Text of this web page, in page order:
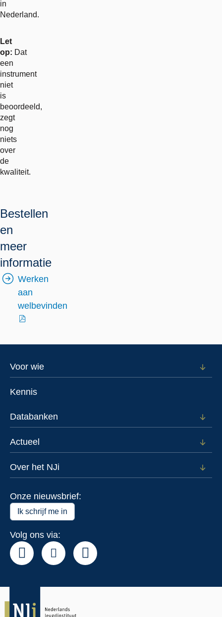
in
Nederland.
Let
op: Dat
een
instrument
niet
is
beoordeeld,
zegt
nog
niets
over
de
kwaliteit.
Bestellen
en
meer
informatie
Werken
aan
welbevinden
link
Footer
Voor wie
Open
Kennis
Databanken
Open
voor
Actueel
Open
voor
Over het NJi
Open
Onze nieuwsbrief:
Ik schrijf me in
Volg ons via: